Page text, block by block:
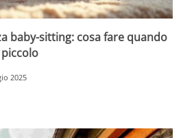
baby-sitting: cosa fare quando
2025